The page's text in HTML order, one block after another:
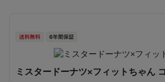
ミスタードーナツ×フィットちゃん